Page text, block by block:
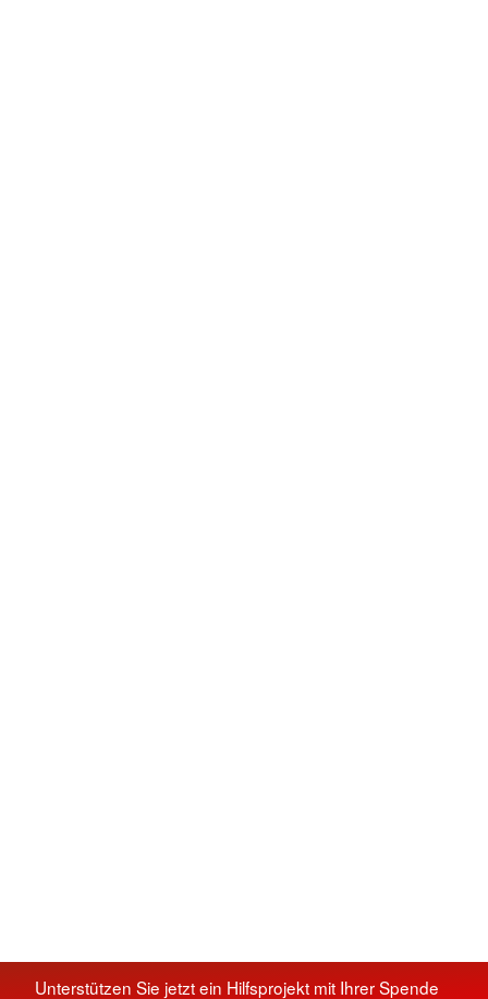
Unterstützen Sie jetzt ein Hilfsprojekt mit Ihrer Spende